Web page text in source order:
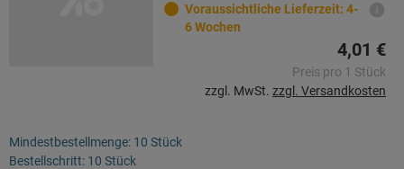
Voraussichtliche Lieferzeit: 4-
6 Wochen
4,01 €
Preis pro 1 Stück
zzgl. MwSt. zzgl. Versandkosten
Mindestbestellmenge: 10 Stück
Bestellschritt: 10 Stück